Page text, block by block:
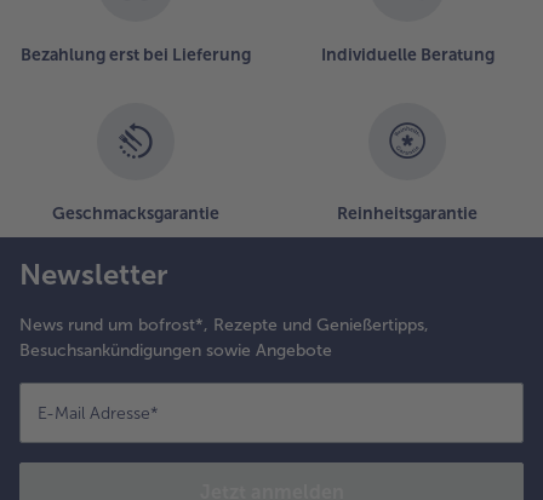
Bezahlung erst bei Lieferung Individuelle Beratung
Geschmacksgarantie Reinheitsgarantie
Newsletter
News rund um bofrost*, Rezepte und Genießertipps,
Besuchsankündigungen sowie Angebote
E-Mail Adresse*